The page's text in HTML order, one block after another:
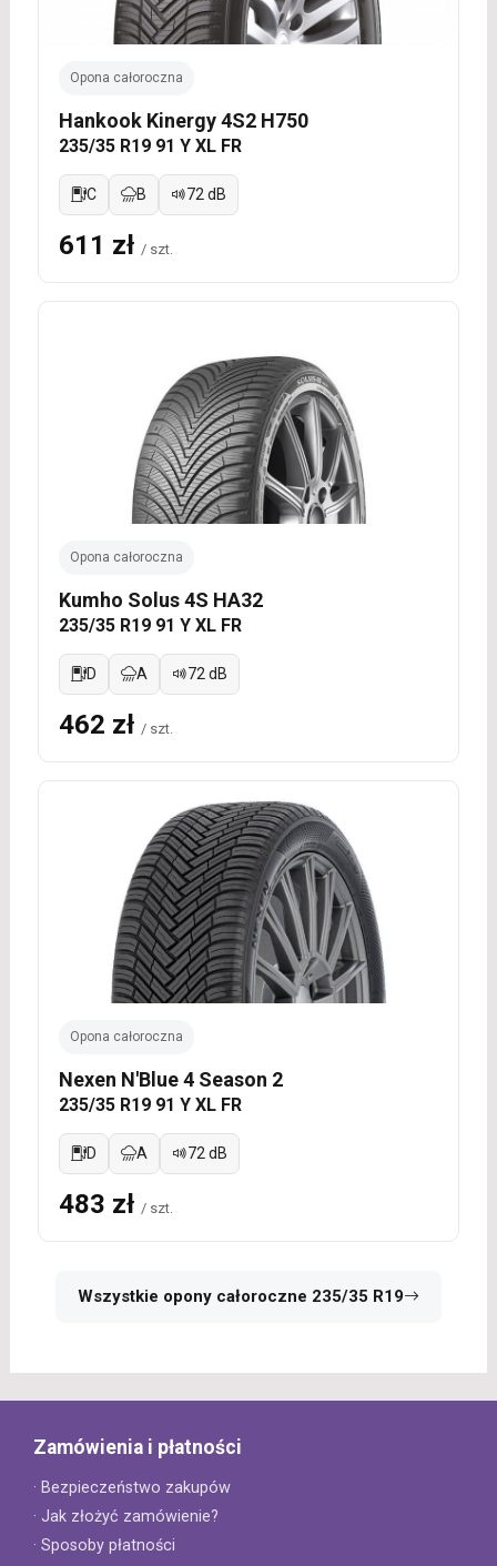
Opona całoroczna
Hankook Kinergy 4S2 H750
235/35 R19 91 Y XL FR
C B 72 dB
611 zł / szt.
Opona całoroczna
Kumho Solus 4S HA32
235/35 R19 91 Y XL FR
D A 72 dB
462 zł / szt.
Opona całoroczna
Nexen N'Blue 4 Season 2
235/35 R19 91 Y XL FR
D A 72 dB
483 zł / szt.
Wszystkie opony całoroczne 235/35 R19
Zamówienia i płatności
· Bezpieczeństwo zakupów
· Jak złożyć zamówienie?
· Sposoby płatności